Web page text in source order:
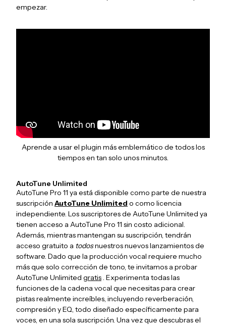
empezar.
Aprende a usar el plugin más emblemático de todos los
tiempos en tan solo unos minutos.
AutoTune Unlimited
AutoTune Pro 11 ya está disponible como parte de nuestra
suscripción AutoTune Unlimited o como licencia
independiente. Los suscriptores de AutoTune Unlimited ya
tienen acceso a AutoTune Pro 11 sin costo adicional.
Además, mientras mantengan su suscripción, tendrán
acceso gratuito a todosnuestros nuevos lanzamientos de
software. Dado que la producción vocal requiere mucho
más que solo corrección de tono, te invitamos a probar
AutoTune Unlimited gratis . Experimenta todas las
funciones de la cadena vocal que necesitas para crear
pistas realmente increíbles, incluyendo reverberación,
compresión y EQ, todo diseñado específicamente para
voces, en una sola suscripción. Una vez que descubras el